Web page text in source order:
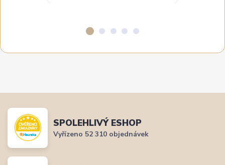
SPOLEHLIVÝ ESHOP
Vyřízeno 52 310 objednávek